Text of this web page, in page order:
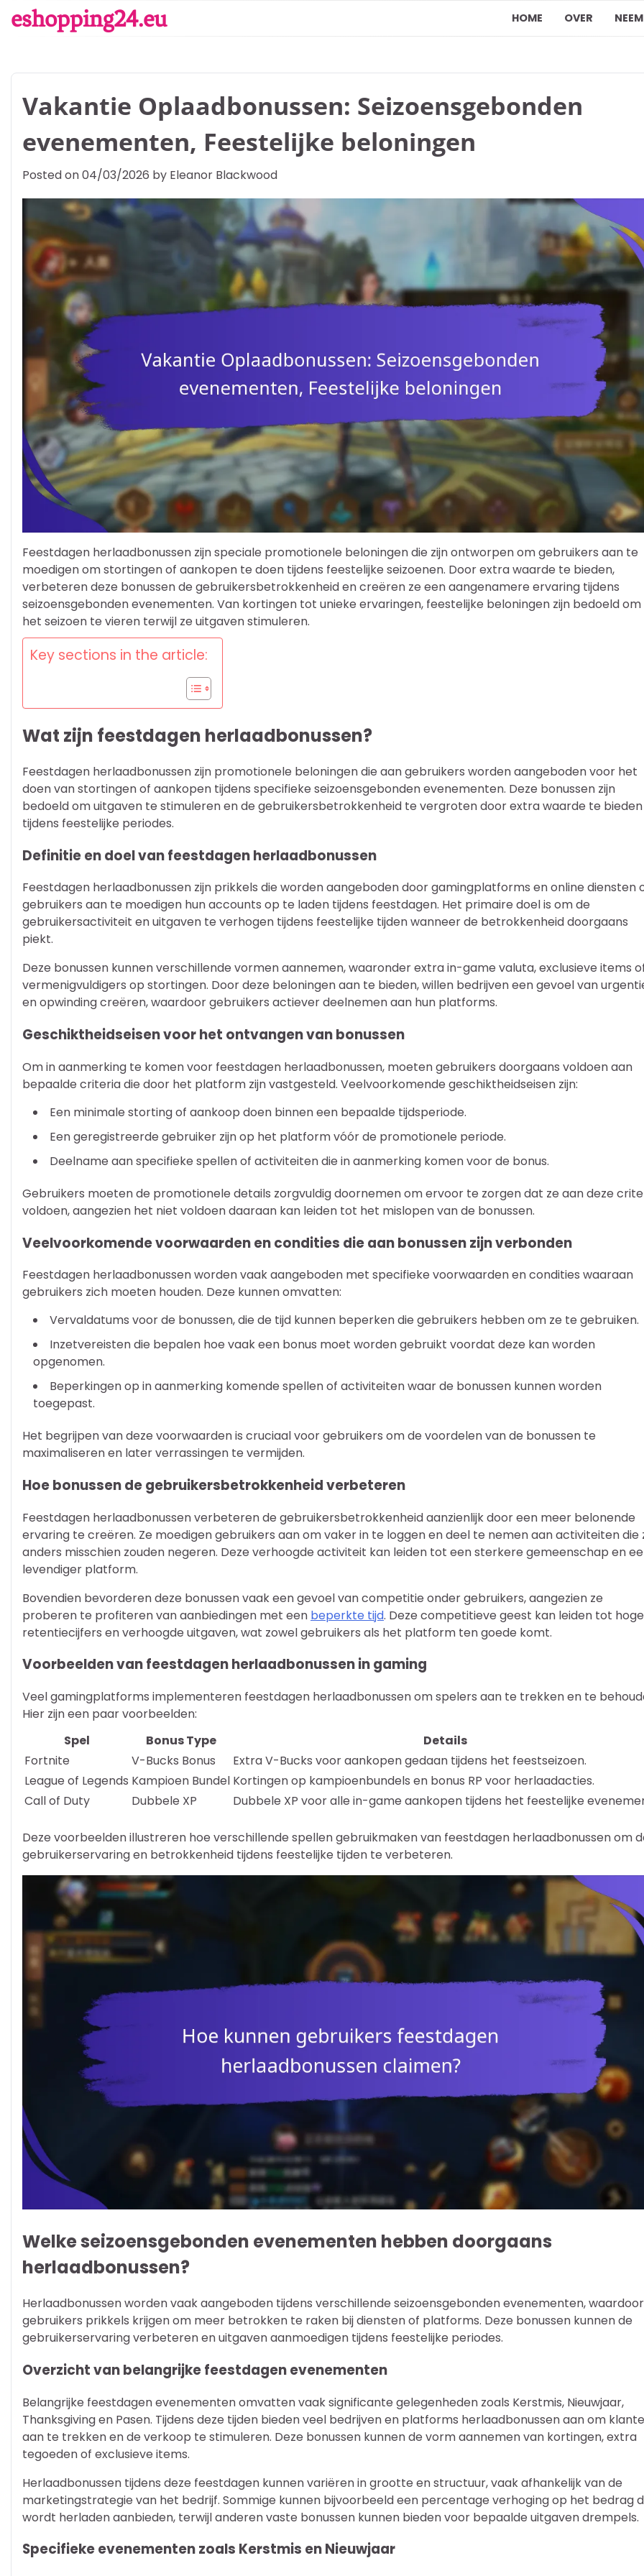
eshopping24.eu HOME OVER
Vakantie Oplaadbonussen: Seizoensgebonden
evenementen, Feestelijke beloningen
Posted on04/03/2026 by Eleanor Blackwood
Feestdagen herlaadbonussen zijn speciale promotionele beloningen die zijn ontworpen om gebruikers aan te
moedigen om stortingen of aankopen te doen tijdens feestelijke seizoenen. Door extra waarde te bieden,
verbeteren deze bonussen de gebruikersbetrokkenheid en creëren ze een aangenamere ervaring tijdens
seizoensgebonden evenementen. Van kortingen tot unieke ervaringen, feestelijke beloningen zijn bedoeld om
het seizoen te vieren terwijl ze uitgaven stimuleren.
Key sections in the article:
Wat zijn feestdagen herlaadbonussen?
Feestdagen herlaadbonussen zijn promotionele beloningen die aan gebruikers worden aangeboden voor het
doen van stortingen of aankopen tijdens specifieke seizoensgebonden evenementen. Deze bonussen zijn
bedoeld om uitgaven te stimuleren en de gebruikersbetrokkenheid te vergroten door extra waarde te bieden
tijdens feestelijke periodes.
Definitie en doel van feestdagen herlaadbonussen
Feestdagen herlaadbonussen zijn prikkels die worden aangeboden door gamingplatforms en online diensten
gebruikers aan te moedigen hun accounts op te laden tijdens feestdagen. Het primaire doel is om de
gebruikersactiviteit en uitgaven te verhogen tijdens feestelijke tijden wanneer de betrokkenheid doorgaans
piekt.
Deze bonussen kunnen verschillende vormen aannemen, waaronder extra in-game valuta, exclusieve items
vermenigvuldigers op stortingen. Door deze beloningen aan te bieden, willen bedrijven een gevoel van
en opwinding creëren, waardoor gebruikers actiever deelnemen aan hun platforms.
Geschiktheidseisen voor het ontvangen van bonussen
Om in aanmerking te komen voor feestdagen herlaadbonussen, moeten gebruikers doorgaans voldoen aan
bepaalde criteria die door het platform zijn vastgesteld. Veelvoorkomende geschiktheidseisen zijn:
Een minimale storting of aankoop doen binnen een bepaalde tijdsperiode.
Een geregistreerde gebruiker zijn op het platform vóór de promotionele periode.
Deelname aan specifieke spellen of activiteiten die in aanmerking komen voor de bonus.
Gebruikers moeten de promotionele details zorgvuldig doornemen om ervoor te zorgen dat ze aan deze
voldoen, aangezien het niet voldoen daaraan kan leiden tot het mislopen van de bonussen.
Veelvoorkomende voorwaarden en condities die aan bonussen zijn verbonden
Feestdagen herlaadbonussen worden vaak aangeboden met specifieke voorwaarden en condities waaraan
gebruikers zich moeten houden. Deze kunnen omvatten:
Vervaldatums voor de bonussen, die de tijd kunnen beperken die gebruikers hebben om ze te gebruiken.
Inzetvereisten die bepalen hoe vaak een bonus moet worden gebruikt voordat deze kan worden
opgenomen.
Beperkingen op in aanmerking komende spellen of activiteiten waar de bonussen kunnen worden
toegepast.
Het begrijpen van deze voorwaarden is cruciaal voor gebruikers om de voordelen van de bonussen te
maximaliseren en later verrassingen te vermijden.
Hoe bonussen de gebruikersbetrokkenheid verbeteren
Feestdagen herlaadbonussen verbeteren de gebruikersbetrokkenheid aanzienlijk door een meer belonende
ervaring te creëren. Ze moedigen gebruikers aan om vaker in te loggen en deel te nemen aan activiteiten die
anders misschien zouden negeren. Deze verhoogde activiteit kan leiden tot een sterkere gemeenschap en
levendiger platform.
Bovendien bevorderen deze bonussen vaak een gevoel van competitie onder gebruikers, aangezien ze
proberen te profiteren van aanbiedingen met een beperkte tijd. Deze competitieve geest kan leiden tot
retentiecijfers en verhoogde uitgaven, wat zowel gebruikers als het platform ten goede komt.
Voorbeelden van feestdagen herlaadbonussen in gaming
Veel gamingplatforms implementeren feestdagen herlaadbonussen om spelers aan te trekken en te
Hier zijn een paar voorbeelden:
Spel
Bonus Type
Details
Fortnite
V-Bucks Bonus
Extra V-Bucks voor aankopen gedaan tijdens het feestseizoen.
League of Legends Kampioen Bundel Kortingen op kampioenbundels en bonus RP voor herlaadacties.
Call of Duty
Dubbele XP Dubbele XP voor alle in-game aankopen tijdens het feestelijke
Deze voorbeelden illustreren hoe verschillende spellen gebruikmaken van feestdagen herlaadbonussen om
gebruikerservaring en betrokkenheid tijdens feestelijke tijden te verbeteren.
Welke seizoensgebonden evenementen hebben doorgaans
herlaadbonussen?
Herlaadbonussen worden vaak aangeboden tijdens verschillende seizoensgebonden evenementen, waardoor
gebruikers prikkels krijgen om meer betrokken te raken bij diensten of platforms. Deze bonussen kunnen de
gebruikerservaring verbeteren en uitgaven aanmoedigen tijdens feestelijke periodes.
Overzicht van belangrijke feestdagen evenementen
Belangrijke feestdagen evenementen omvatten vaak significante gelegenheden zoals Kerstmis, Nieuwjaar,
Thanksgiving en Pasen. Tijdens deze tijden bieden veel bedrijven en platforms herlaadbonussen aan om
aan te trekken en de verkoop te stimuleren. Deze bonussen kunnen de vorm aannemen van kortingen, extra
tegoeden of exclusieve items.
Herlaadbonussen tijdens deze feestdagen kunnen variëren in grootte en structuur, vaak afhankelijk van de
marketingstrategie van het bedrijf. Sommige kunnen bijvoorbeeld een percentage verhoging op het bedrag
wordt herladen aanbieden, terwijl anderen vaste bonussen kunnen bieden voor bepaalde uitgaven drempels.
Specifieke evenementen zoals Kerstmis en Nieuwjaar